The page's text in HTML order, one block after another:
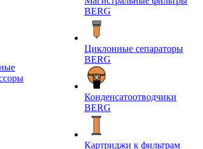
BERG
Циклонные сепараторы
BERG
Конденсатоотводчики
BERG
Картриджи к фильтрам